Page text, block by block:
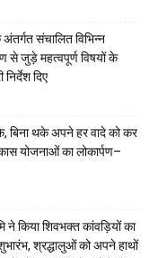
संचालित विभिन्न
से जुड़े महत्वपूर्ण विषयों के
दिए
बिना थके अपने हर वादे को कर
योजनाओं का लोकार्पण–
ने किया शिवभक्त कांवड़ियों का
श्रद्धालुओं को अपने हाथों